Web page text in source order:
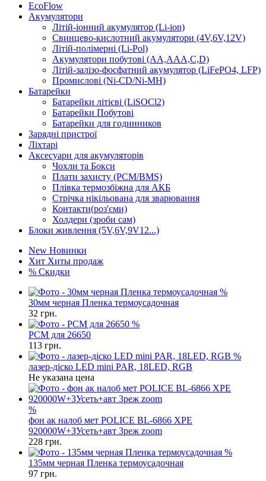
EcoFlow
Акумулятори
Літій-іонний акумулятор (Li-ion)
Свинцево-кислотний акумулятори (4V,6V,12V)
Літій-полімерні (Li-Pol)
Акумулятори побутові (AA,AAA,C,D)
Літій-залізо-фосфатний акумулятор (LiFePO4, LFP)
Промислові (Ni-CD/Ni-MH)
Батарейки
Батарейки літієві (LiSOCl2)
Батарейки Побутові
Батарейки для годинников
Зарядні пристрої
Ліхтарі
Аксесуари для акумуляторів
Чохли та Бокси
Плати захисту (PCM/BMS)
Плівка термозбіжна для АКБ
Стрічка нікільована для зварювання
Контакти(роз'єми)
Холдери (зроби сам)
Блоки живлення (5V,6V,9V12...)
New Новинки
Хит Хиты продаж
% Скидки
%
30мм черная Пленка термоусадочная
32 грн.
%
PCM для 26650
113 грн.
%
лазер-діско LED mini PAR, 18LED, RGB
Не указана цена
%
фон ак налоб мет POLICE BL-6866 XPE
920000W+ЗУсеть+авт 3реж zoom
228 грн.
%
135мм черная Пленка термоусадочная
97 грн.